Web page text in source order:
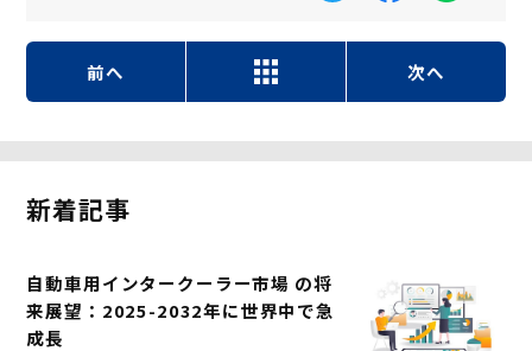
前へ 次へ
新着記事
自動車用インタークーラー市場 の将
来展望：2025-2032年に世界中で急
成長